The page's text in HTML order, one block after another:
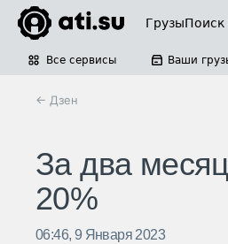
ГрузыПоиск
Все сервисы Ваши
← Дзен
За два
20%
06:46, 9 Января 2023